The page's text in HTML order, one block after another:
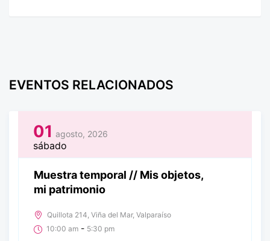
EVENTOS RELACIONADOS
01 agosto, 2026
sábado
Muestra temporal // Mis objetos,
mi patrimonio
Quillota 214, Viña del Mar, Valparaíso
10:00 am - 5:30 pm